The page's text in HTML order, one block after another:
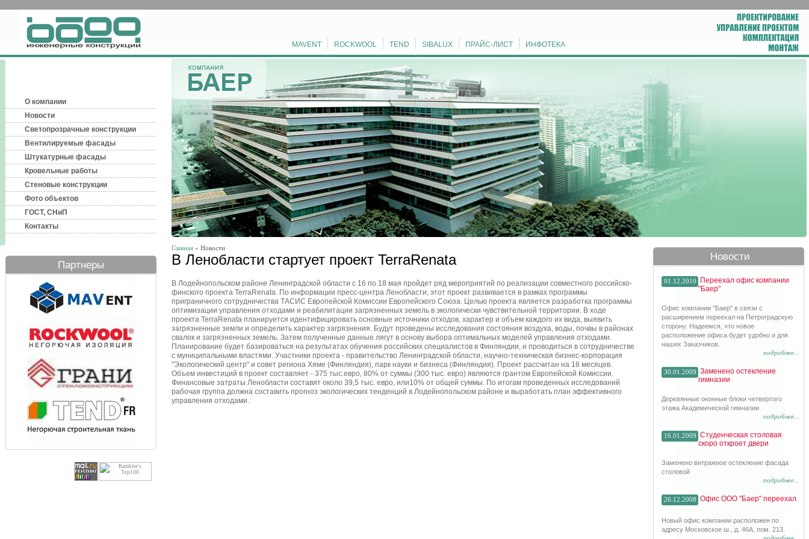
MAVENT ROCKWOOL TEND SIBALUX ПРАЙС-ЛИСТ ИНФОТЕКА
О компании
Новости
Светопрозрачные конструкции
Вентилируемые фасады
Штукатурные фасады
Кровельные работы
Стеновые конструкции
Фото объектов
ГОСТ, СНиП
Контакты
Партнеры
Главная » Новости
В Ленобласти стартует проект TerraRenata
В Лодейнопольском районе Ленинградской области с 16 по 18 мая пройдет ряд мероприятий по реализации совместного российско-
финского проекта TerraRenata. По информации пресс-центра Ленобласти, этот проект развивается в рамках программы
приграничного сотрудничества ТАСИС Европейской Комиссии Европейского Союза. Целью проекта является разработка программы
оптимизации управления отходами и реабилитации загрязненных земель в экологически чувствительной территории. В ходе
проекта TerraRenata планируется идентифицировать основные источники отходов, характер и объем каждого их вида, выявить
загрязненные земли и определить характер загрязнения. Будут проведены исследования состояния воздуха, воды, почвы в районах
свалок и загрязненных земель. Затем полученные данные лягут в основу выбора оптимальных моделей управления отходами.
Планирование будет базироваться на результатах обучения российских специалистов в Финляндии, и проводиться в сотрудничестве
с муниципальными властями. Участники проекта - правительство Ленинградской области, научно-техническая бизнес-корпорация
"Экологический центр" и совет региона Хяме (Финляндия), парк науки и бизнеса (Финляндия). Проект рассчитан на 18 месяцев.
Объем инвестиций в проект составляет - 375 тыс.евро, 80% от суммы (300 тыс. евро) являются грантом Европейской Комиссии.
Финансовые затраты Ленобласти составят около 39,5 тыс. евро, или10% от общей суммы. По итогам проведенных исследований
рабочая группа должна составить прогноз экологических тенденций в Лодейнопольском районе и выработать план эффективного
управления отходами.
Новости
01.12.2010
Переехал офис компании
"Баер"
Офис компании "Баер" в связи с
расширением переехал на Петроградскую
сторону. Надеемся, что новое
расположение офиса будет удобно и для
наших Заказчиков.
подробнее...
30.01.2009 Заменено остекление
гимназии
Деревянные оконные блоки четвертого
этажа Академической гимназии
подробнее...
16.01.2009 Студенческая столовая
скоро откроет двери
Заменено витражное остекление фасада
столовой
подробнее...
26.12.2008 Офис ООО "Баер" переехал
Новый офис компании расположен по
адресу Московское ш., д. 46А, пом. 213.